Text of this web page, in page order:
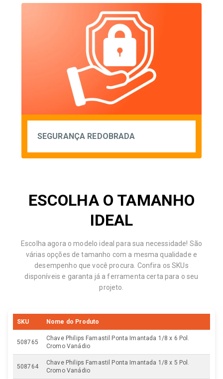
SEGURANÇA REDOBRADA
ESCOLHA O TAMANHO
IDEAL
Escolha agora o modelo ideal para sua necessidade! São
várias opções de tamanho com a mesma qualidade e
desempenho que você procura. Confira os SKUs
disponíveis e garanta já a ferramenta certa para o seu
projeto.
SKU Nome do Produto
508765
Chave Philips Famastil Ponta Imantada 1/8 x 6 Pol.
Cromo Vanádio
508764
Chave Philips Famastil Ponta Imantada 1/8 x 5 Pol.
Cromo Vanádio